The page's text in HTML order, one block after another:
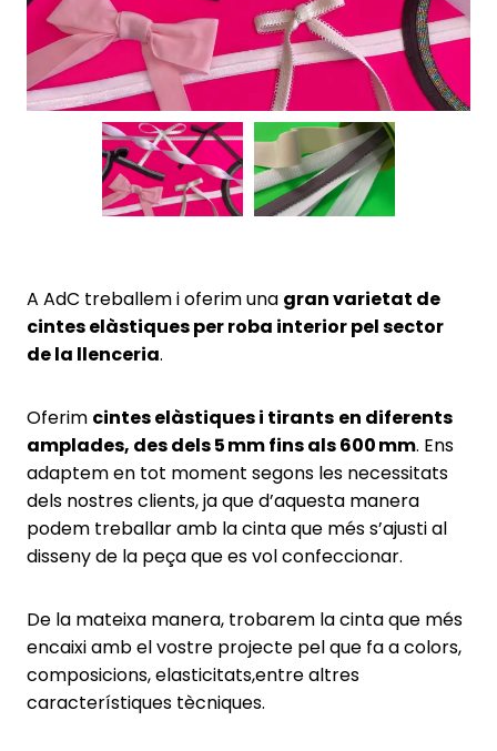
A AdC treballem i oferim una gran varietat de
cintes elàstiques per roba interior pel sector
de la llenceria.
Oferim cintes elàstiques i tirants en diferents
amplades, des dels 5 mm fins als 600 mm. Ens
adaptem en tot moment segons les necessitats
dels nostres clients, ja que d’aquesta manera
podem treballar amb la cinta que més s’ajusti al
disseny de la peça que es vol confeccionar.
De la mateixa manera, trobarem la cinta que més
encaixi amb el vostre projecte pel que fa a colors,
composicions, elasticitats,entre altres
característiques tècniques.